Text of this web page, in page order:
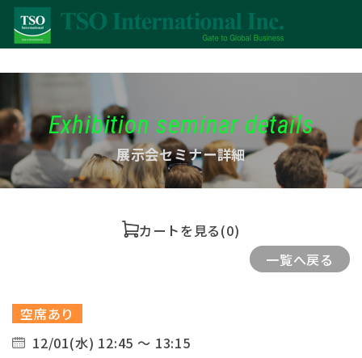
Exhibition seminar details
展示会セミナー詳細
カートを見る(0)
一覧へ戻る
空席あり
12/01(水) 12:45 ～ 13:15